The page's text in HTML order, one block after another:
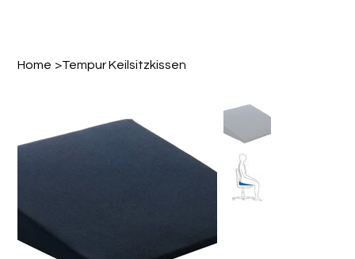
Home >Tempur Keilsitzkissen